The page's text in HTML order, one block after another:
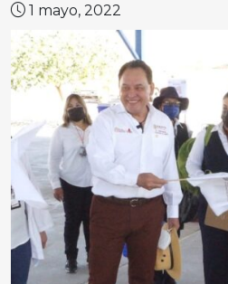
1 mayo, 2022